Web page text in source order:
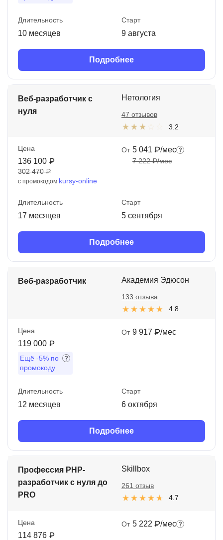
Длительность
10 месяцев
Старт
9 августа
Подробнее
Веб-разработчик с
нуля
Нетология
3.2
47 отзывов
Цена
136 100 ₽
302 470 ₽
с промокодом kursy-online
От 5 041 ₽/мес
7 222 ₽/мес
Длительность
17 месяцев
Старт
5 сентября
Подробнее
Веб-разработчик Академия Эдюсон
4.8
133 отзыва
Цена
119 000 ₽
Ещё -5% по
промокоду
От 9 917 ₽/мес
Длительность
12 месяцев
Старт
6 октября
Подробнее
Профессия PHP-
разработчик с нуля до
PRO
Skillbox
4.7
261 отзыв
Цена
114 876 ₽
От 5 222 ₽/мес